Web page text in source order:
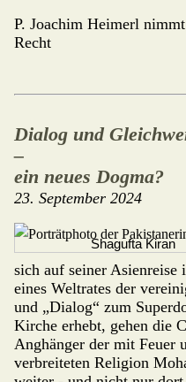
P. Joachim Heimerl
Recht
Dialog und
–
ein neues Dogma?
23. September 2024
Shagufta Kiran
sich auf seiner Asienreise
eines Weltrates der
und „Dialog“ zum
Kirche erhebt, gehen die
Anghänger der mit Feuer
verbreiteten Religion